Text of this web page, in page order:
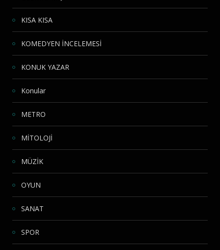
KISA KISA
KOMEDYEN İNCELEMESİ
KONUK YAZAR
Konular
METRO
MİTOLOJİ
MÜZİK
OYUN
SANAT
SPOR